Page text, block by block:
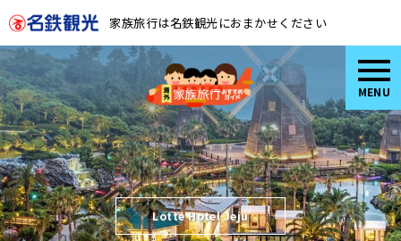
家族旅行は名鉄観光におまかせください
MENU
Lotte Hotel Jeju